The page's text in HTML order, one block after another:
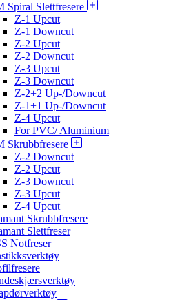
Spiral Slettfresere
Z-1 Upcut
Z-1 Downcut
Z-2 Upcut
Z-2 Downcut
Z-3 Upcut
Z-3 Downcut
Z-2+2 Up-/Downcut
Z-1+1 Up-/Downcut
Z-4 Upcut
For PVC/ Aluminium
Skrubbfresere
Z-2 Downcut
Z-2 Upcut
Z-3 Downcut
Z-3 Upcut
Z-4 Upcut
Skrubbfresere
Slettfreser
Notfreser